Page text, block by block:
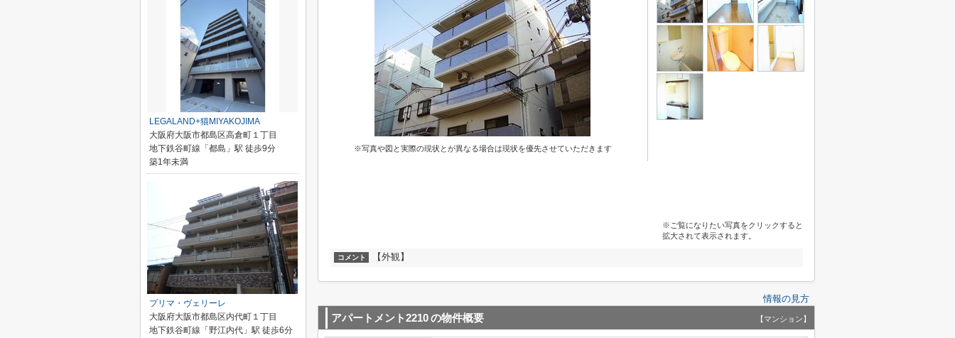
※写真や図と実際の現状とが異なる場合は現状を優先させていただきます
※ご覧になりたい写真をクリックすると
拡大されて表示されます。
コメント 【外観】
情報の見方
アパートメント2210の物件概要 【マンション】
LEGALAND+猫MIYAKOJIMA
大阪府大阪市都島区高倉町１丁目
地下鉄谷町線「都島」駅 徒歩9分
築1年未満
プリマ・ヴェリーレ
大阪府大阪市都島区内代町１丁目
地下鉄谷町線「野江内代」駅 徒歩6分